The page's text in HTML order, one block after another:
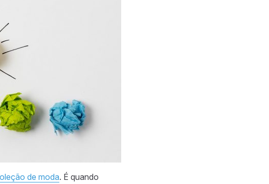
de moda. É quando